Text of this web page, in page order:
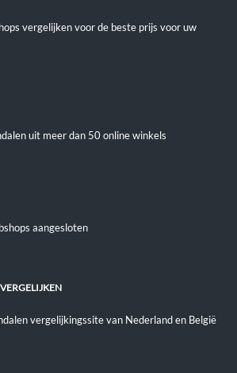
vergelijken voor de beste prijs voor uw
uit meer dan 50 online winkels
aangesloten
vergelijkingssite van Nederland en België